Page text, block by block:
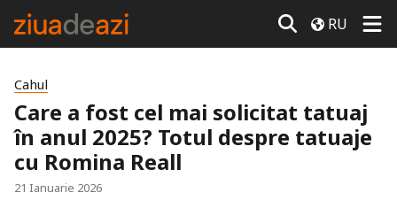
RU
Cahul
Care a fost cel mai solicitat tatuaj
în anul 2025? Totul despre tatuaje
cu Romina Reall
21 Ianuarie 2026